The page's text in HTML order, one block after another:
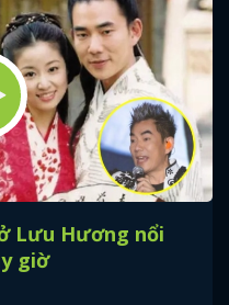
Lưu Hương nổi
giờ